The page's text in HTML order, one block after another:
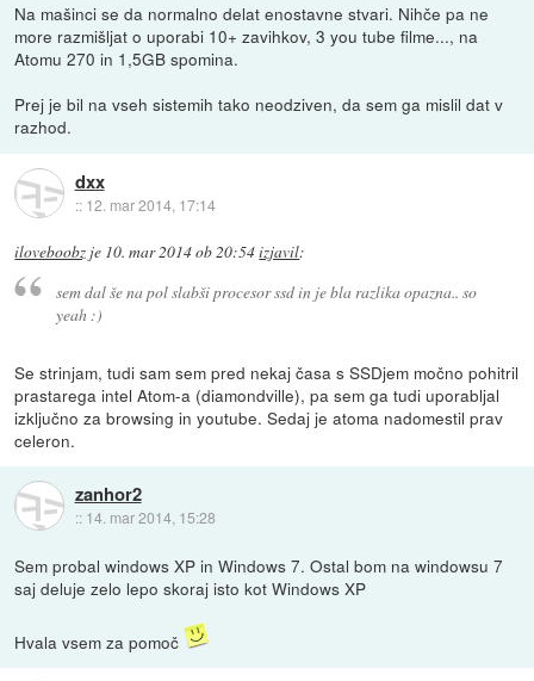
Na mašinci se da normalno delat enostavne stvari. Nihče pa ne
more razmišljat o uporabi 10+ zavihkov, 3 you tube filme..., na
Atomu 270 in 1,5GB spomina.
Prej je bil na vseh sistemih tako neodziven, da sem ga mislil dat v
razhod.
dxx
:: 12. mar 2014, 17:14
iloveboobz je 10. mar 2014 ob 20:54izjavil:
sem dal še na pol slabši procesor ssd in je bla razlika opazna.. so
yeah :)
Se strinjam, tudi sam sem pred nekaj časa s SSDjem močno pohitril
prastarega intel Atom-a (diamondville), pa sem ga tudi uporabljal
izključno za browsing in youtube. Sedaj je atoma nadomestil prav
celeron.
zanhor2
:: 14. mar 2014, 15:28
Sem probal windows XP in Windows 7. Ostal bom na windowsu 7
saj deluje zelo lepo skoraj isto kot Windows XP
Hvala vsem za pomoč